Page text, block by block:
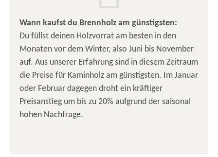
Wann kaufst du Brennholz am günstigsten:
Du füllst deinen Holzvorrat am besten in den
Monaten vor dem Winter, also Juni bis November
auf. Aus unserer Erfahrung sind in diesem Zeitraum
die Preise für Kaminholz am günstigsten. Im Januar
oder Februar dagegen droht ein kräftiger
Preisanstieg um bis zu 20% aufgrund der saisonal
hohen Nachfrage.